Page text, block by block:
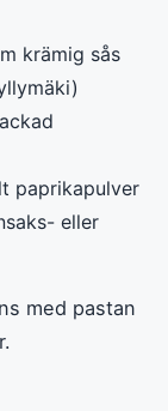
krämig sås
paprikapulver
eller
med pastan